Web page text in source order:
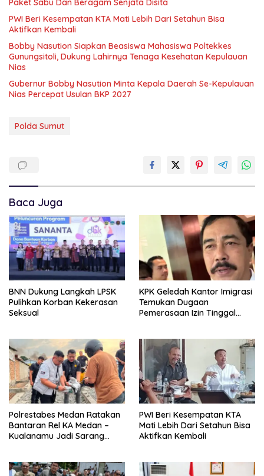
Paket Sabu Dan Beragam Senjata Disita
PWI Beri Kesempatan KTA Mati Lebih Dari Setahun Bisa
Aktifkan Kembali
Bobby Nasution Siapkan Beasiswa Mahasiswa Poltekkes
Gunungsitoli, Dukung Lahirnya Tenaga Kesehatan Kepulauan
Nias
Gubernur Bobby Nasution Minta Kepala Daerah Se-Kepulauan
Nias Percepat Usulan BKP 2027
Polda Sumut
Baca Juga
BNN Dukung Langkah LPSK
Pulihkan Korban Kekerasan
Seksual
KPK Geledah Kantor Imigrasi
Temukan Dugaan
Pemerasaan Izin Tinggal
Polrestabes Medan Ratakan
Bantaran Rel KA Medan –
Kualanamu Jadi Sarang
Beragam Senjata Disita
PWI Beri Kesempatan KTA
Mati Lebih Dari Setahun Bisa
Aktifkan Kembali